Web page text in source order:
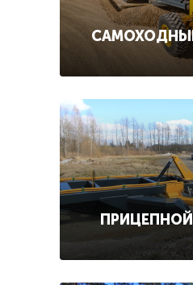
ПРИЦЕПНОЙ